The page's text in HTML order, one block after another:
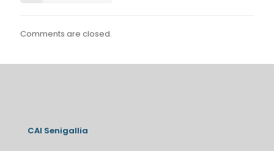
Comments are closed.
CAI Senigallia